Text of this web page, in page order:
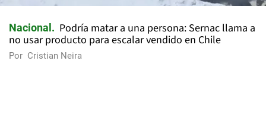
Nacional
Podría matar a una persona: Sernac llama a
no usar producto para escalar vendido en Chile
Por Cristian Neira